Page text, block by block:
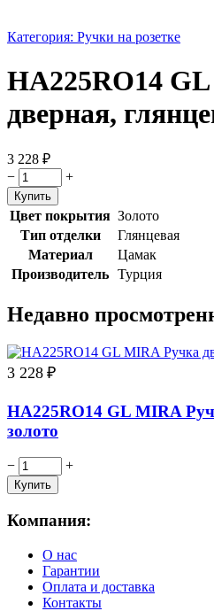
Категория: Ручки на розетке
HA225RO14
дверная,
3 228 ₽
−
+
Цвет покрытия Золото
Тип отделки
Глянцевая
Материал
Цамак
Производитель Турция
Недавно
3 228 ₽
HA225RO14 GL MIRA
золото
− +
Компания:
О нас
Гарантии
Оплата и доставка
Контакты